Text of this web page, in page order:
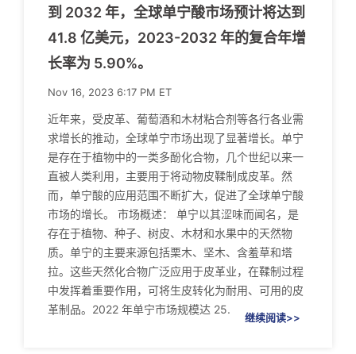
到 2032 年，全球单宁酸市场预计将达到
41.8 亿美元，2023-2032 年的复合年增
长率为 5.90%。
Nov 16, 2023 6:17 PM ET
近年来，受皮革、葡萄酒和木材粘合剂等各行各业需
求增长的推动，全球单宁市场出现了显著增长。单宁
是存在于植物中的一类多酚化合物，几个世纪以来一
直被人类利用，主要用于将动物皮鞣制成皮革。然
而，单宁酸的应用范围不断扩大，促进了全球单宁酸
市场的增长。 市场概述： 单宁以其涩味而闻名，是
存在于植物、种子、树皮、木材和水果中的天然物
质。单宁的主要来源包括栗木、坚木、含羞草和塔
拉。这些天然化合物广泛应用于皮革业，在鞣制过程
中发挥着重要作用，可将生皮转化为耐用、可用的皮
革制品。2022 年单宁市场规模达 25.
继续阅读>>